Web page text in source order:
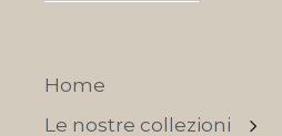
Home
Le nostre collezioni